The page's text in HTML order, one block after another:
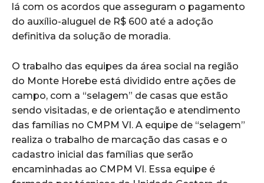
lá com os acordos que asseguram o pagamento
do auxílio-aluguel de R$ 600 até a adoção
definitiva da solução de moradia.
O trabalho das equipes da área social na região
do Monte Horebe está dividido entre ações de
campo, com a “selagem” de casas que estão
sendo visitadas, e de orientação e atendimento
das famílias no CMPM VI. A equipe de “selagem”
realiza o trabalho de marcação das casas e o
cadastro inicial das famílias que serão
encaminhadas ao CMPM VI. Essa equipe é